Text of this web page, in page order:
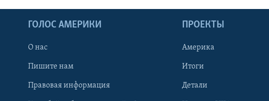
ГОЛОС АМЕРИКИ
О нас
Пишите нам
Правовая информация
ПРОЕКТЫ
Америка
Итоги
Детали